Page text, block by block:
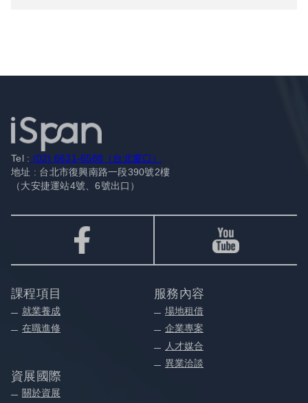
Tel : (02) 6631-6588（台北窗口）
地址 : 台北市復興南路一段390號2樓
（大安捷運站4號、6號出口）
課程項目
就業養成
在職進修
服務內容
場地租借
企業專案
人才媒合
異業洽談
資展國際
關於資展